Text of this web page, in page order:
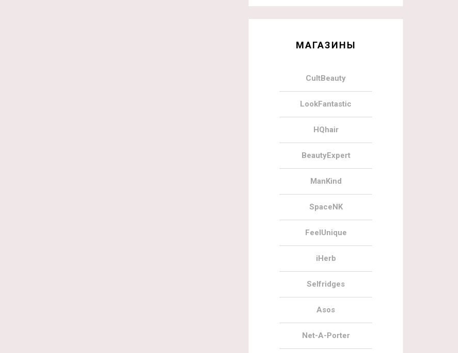
МАГАЗИНЫ
CultBeauty
LookFantastic
HQhair
BeautyExpert
ManKind
SpaceNK
FeelUnique
iHerb
Selfridges
Asos
Net-A-Porter